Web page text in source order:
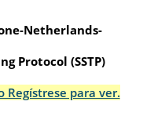
Netherlands-
Protocol (SSTP)
Regístrese para ver.